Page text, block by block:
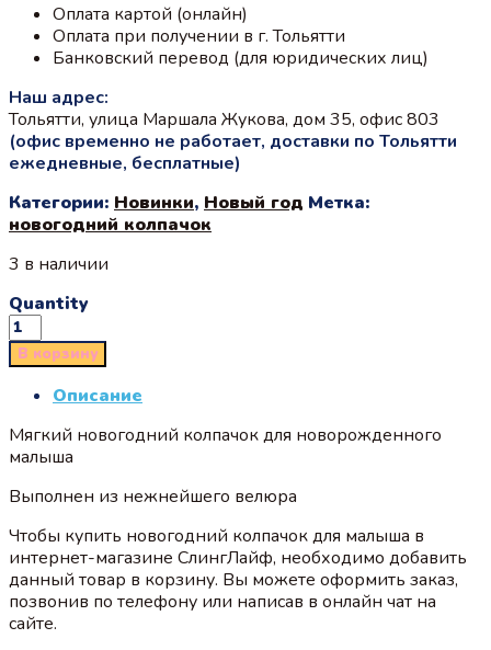
Оплата картой (онлайн)
Оплата при получении в г. Тольятти
Банковский перевод (для юридических лиц)
Наш адрес:
Тольятти, улица Маршала Жукова, дом 35, офис 803
(офис временно не работает, доставки по Тольятти
ежедневные, бесплатные)
Категории: Новинки, Новый год Метка:
новогодний колпачок
3 в наличии
Quantity
В корзину
Описание
Мягкий новогодний колпачок для новорожденного
малыша
Выполнен из нежнейшего велюра
Чтобы купить новогодний колпачок для малыша в
интернет-магазине СлингЛайф, необходимо добавить
данный товар в корзину. Вы можете оформить заказ,
позвонив по телефону или написав в онлайн чат на
сайте.